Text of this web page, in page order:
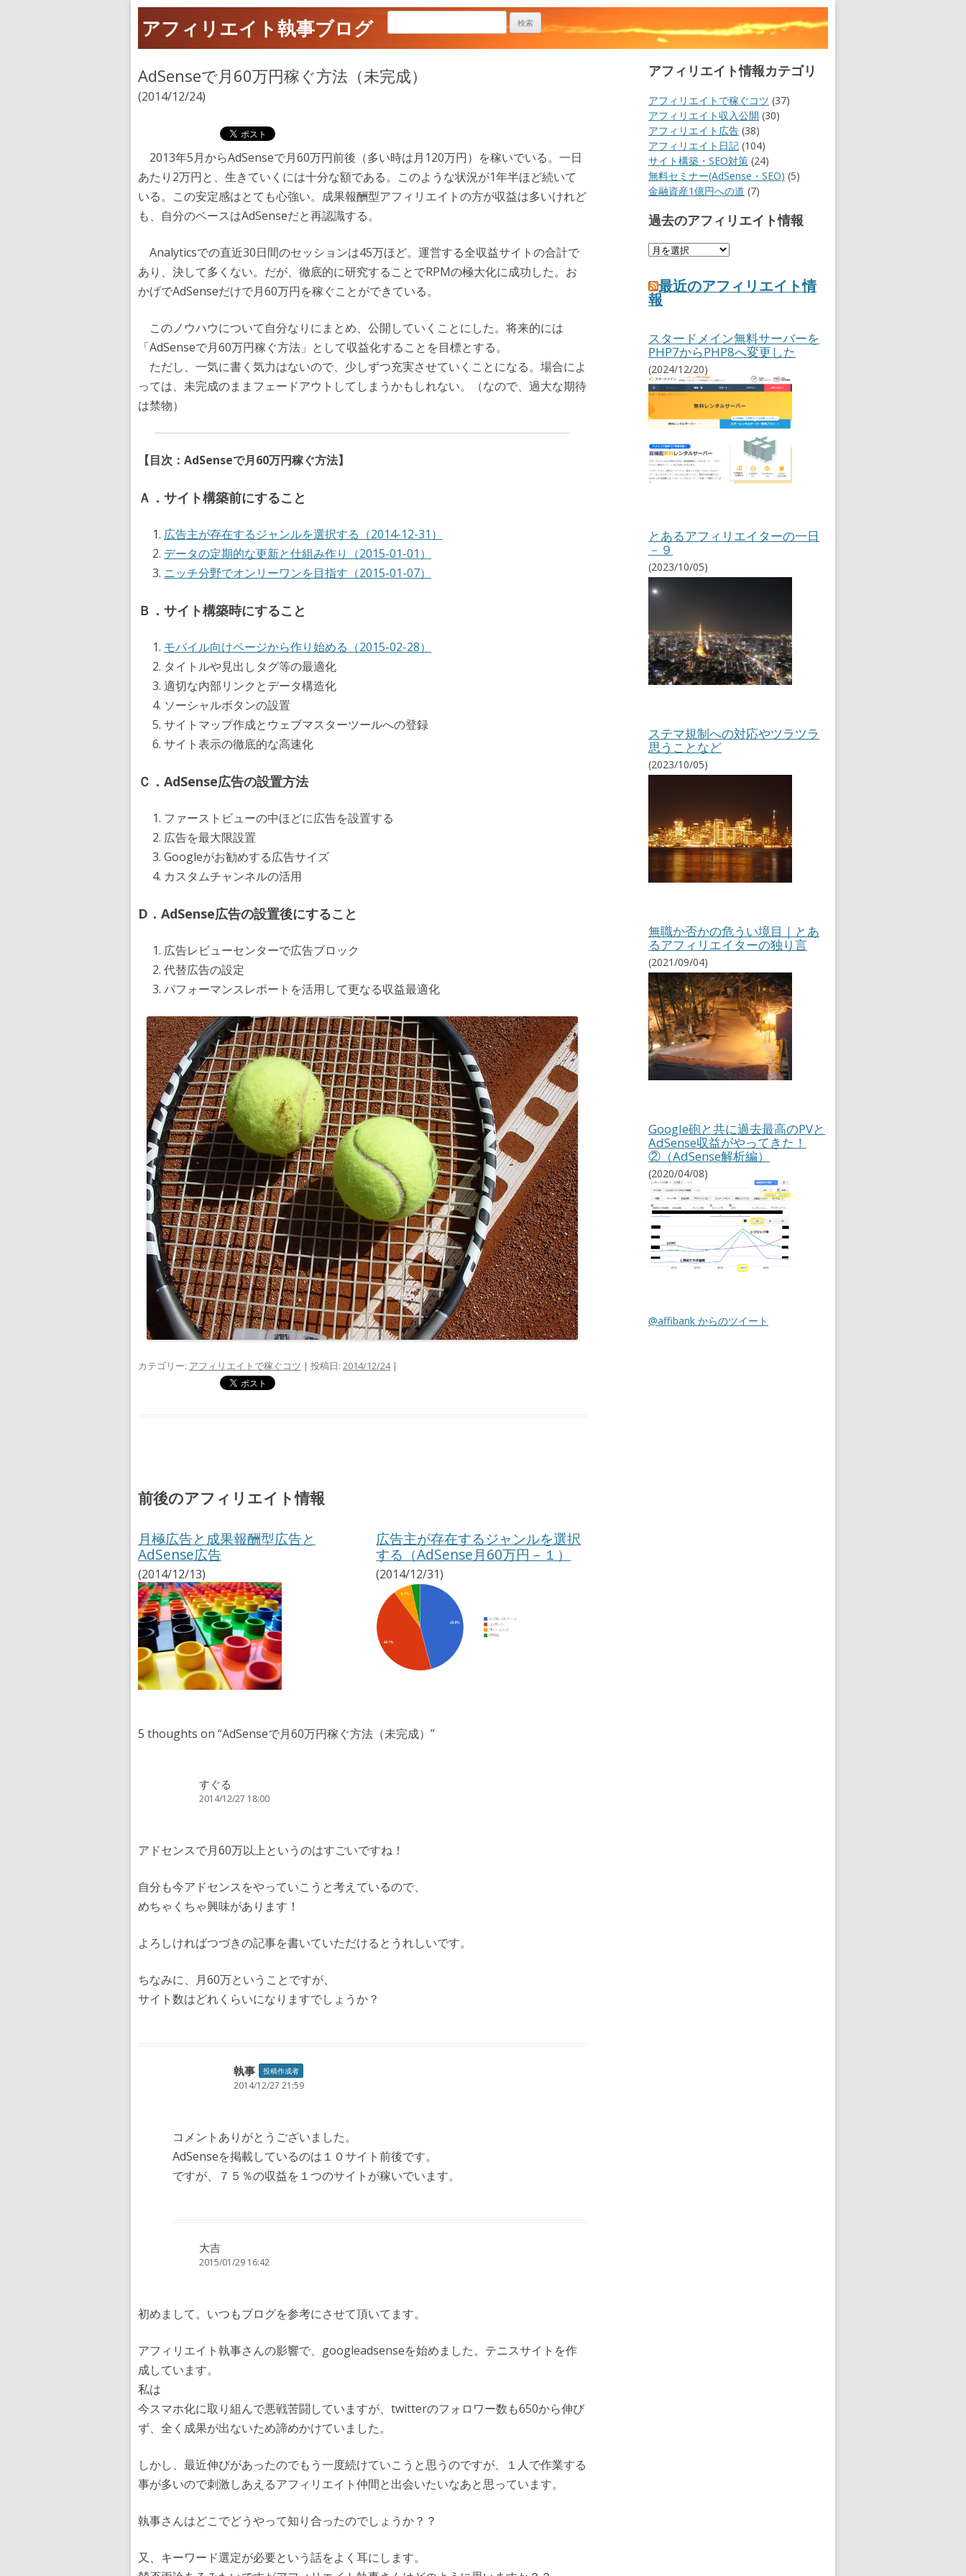
アフィリエイト執事ブログ
AdSenseで月60万円稼ぐ方法（未完成）
(2014/12/24)
2013年5月からAdSenseで月60万円前後（多い時は月120万円）を稼いでいる。一日
あたり2万円と、生きていくには十分な額である。このような状況が1年半ほど続いて
いる。この安定感はとても心強い。成果報酬型アフィリエイトの方が収益は多いけれど
も、自分のベースはAdSenseだと再認識する。
Analyticsでの直近30日間のセッションは45万ほど。運営する全収益サイトの合計で
あり、決して多くない。だが、徹底的に研究することでRPMの極大化に成功した。お
かげでAdSenseだけで月60万円を稼ぐことができている。
このノウハウについて自分なりにまとめ、公開していくことにした。将来的には
「AdSenseで月60万円稼ぐ方法」として収益化することを目標とする。
ただし、一気に書く気力はないので、少しずつ充実させていくことになる。場合によ
っては、未完成のままフェードアウトしてしまうかもしれない。（なので、過大な期待
は禁物）
【目次：AdSenseで月60万円稼ぐ方法】
Ａ．サイト構築前にすること
広告主が存在するジャンルを選択する（2014-12-31）
データの定期的な更新と仕組み作り（2015-01-01）
ニッチ分野でオンリーワンを目指す（2015-01-07）
Ｂ．サイト構築時にすること
モバイル向けページから作り始める（2015-02-28）
タイトルや見出しタグ等の最適化
適切な内部リンクとデータ構造化
ソーシャルボタンの設置
サイトマップ作成とウェブマスターツールへの登録
サイト表示の徹底的な高速化
Ｃ．AdSense広告の設置方法
ファーストビューの中ほどに広告を設置する
広告を最大限設置
Googleがお勧めする広告サイズ
カスタムチャンネルの活用
D．AdSense広告の設置後にすること
広告レビューセンターで広告ブロック
代替広告の設定
パフォーマンスレポートを活用して更なる収益最適化
カテゴリー: アフィリエイトで稼ぐコツ | 投稿日: 2014/12/24|
前後のアフィリエイト情報
月極広告と成果報酬型広告と
AdSense広告
(2014/12/13)
広告主が存在するジャンルを選択
する（AdSense月60万円－１）
(2014/12/31)
5 thoughts on “AdSenseで月60万円稼ぐ方法（未完成） ”
すぐる
2014/12/27 18:00
アドセンスで月60万以上というのはすごいですね！
自分も今アドセンスをやっていこうと考えているので、
めちゃくちゃ興味があります！
よろしければつづきの記事を書いていただけるとうれしいです。
ちなみに、月60万ということですが、
サイト数はどれくらいになりますでしょうか？
執事 投稿作成者
2014/12/27 21:59
コメントありがとうございました。
AdSenseを掲載しているのは１０サイト前後です。
ですが、７５％の収益を１つのサイトが稼いでいます。
大吉
2015/01/29 16:42
初めまして。いつもブログを参考にさせて頂いてます。
アフィリエイト執事さんの影響で、googleadsenseを始めました。テニスサイトを作
成しています。
私は
今スマホ化に取り組んで悪戦苦闘していますが、twitterのフォロワー数も650から伸び
ず、全く成果が出ないため諦めかけていました。
しかし、最近伸びがあったのでもう一度続けていこうと思うのですが、１人で作業する
事が多いので刺激しあえるアフィリエイト仲間と出会いたいなあと思っています。
執事さんはどこでどうやって知り合ったのでしょうか？？
又、キーワード選定が必要という話をよく耳にします。
アフィリエイト情報カテゴリ
アフィリエイトで稼ぐコツ (37)
アフィリエイト収入公開 (30)
アフィリエイト広告 (38)
アフィリエイト日記 (104)
サイト構築・SEO対策 (24)
無料セミナー(AdSense・SEO) (5)
金融資産1億円への道 (7)
過去のアフィリエイト情報
過
の
ア
フ
リ
エ
イ
ト
情
報
最近のアフィリエイト情
報
スタードメイン無料サーバーを
PHP7からPHP8へ変更した
(2024/12/20)
とあるアフィリエイターの一日
－９
(2023/10/05)
ステマ規制への対応やツラツラ
思うことなど
(2023/10/05)
無職か否かの危うい境目｜とあ
るアフィリエイターの独り言
(2021/09/04)
Google砲と共に過去最高のPVと
AdSense収益がやってきた！
②（AdSense解析編）
(2020/04/08)
@affibank からのツイート